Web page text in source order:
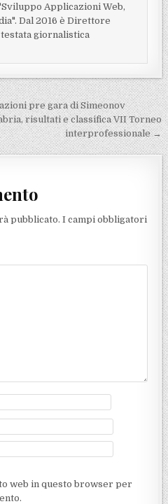
Applicazioni Web,
Dal 2016 è Direttore
giornalistica
pre gara di Simeonov
risultati e classifica VII Torneo
interprofessionale →
pubblicato. I campi obbligatori
web in questo browser per